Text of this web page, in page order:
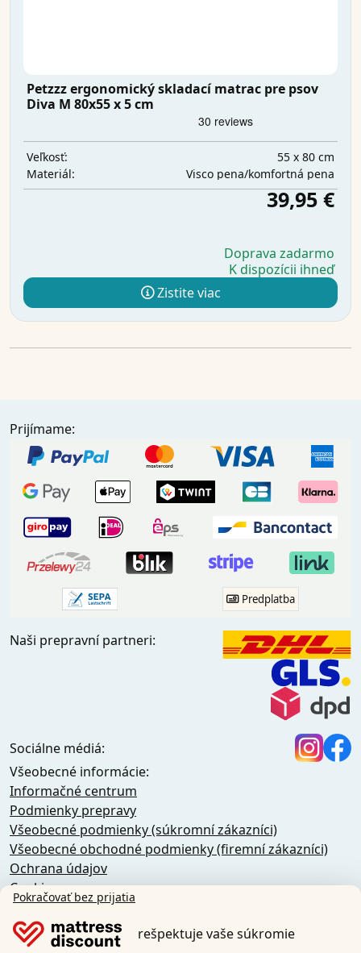
Petzzz ergonomický skladací matrac pre psov
Diva M 80x55 x 5 cm
Veľkosť:
55 x 80 cm
Materiál:
Visco pena/komfortná pena
39,95 €
Doprava zadarmo
K dispozícii ihneď
Zistite viac
Prijímame:
Predplatba
Naši prepravní partneri:
Sociálne médiá:
Všeobecné informácie:
Informačné centrum
Podmienky prepravy
Všeobecné podmienky (súkromní zákazníci)
Všeobecné obchodné podmienky (firemní zákazníci)
Ochrana údajov
Cookies
Zásady zrušenia
Odtlačok
Odstúpiť od zmluvy
Pokračovať bez prijatia
rešpektuje vaše súkromie